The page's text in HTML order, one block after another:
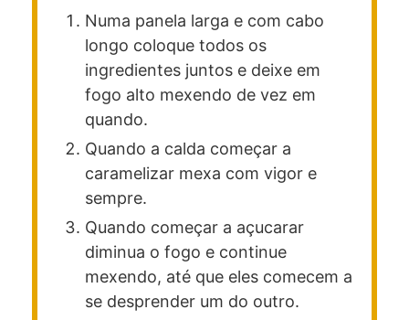
Numa panela larga e com cabo
longo coloque todos os
ingredientes juntos e deixe em
fogo alto mexendo de vez em
quando.
Quando a calda começar a
caramelizar mexa com vigor e
sempre.
Quando começar a açucarar
diminua o fogo e continue
mexendo, até que eles comecem a
se desprender um do outro.